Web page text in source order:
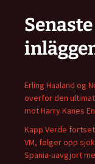
Senaste
Erling Haaland og
overfor den
mot Harry Kanes
Kapp Verde
VM, følger opp
Spania-uavgjort